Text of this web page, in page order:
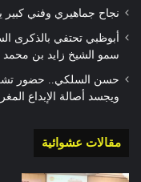
نجاح جماهيري وفني كبير
أبوظبي تحتفي بالذكرى
سمو الشيخ زايد بن محمد
حسن السلكي.. حضور
ويجسد أصالة الإبداع
مقالات عشوائية